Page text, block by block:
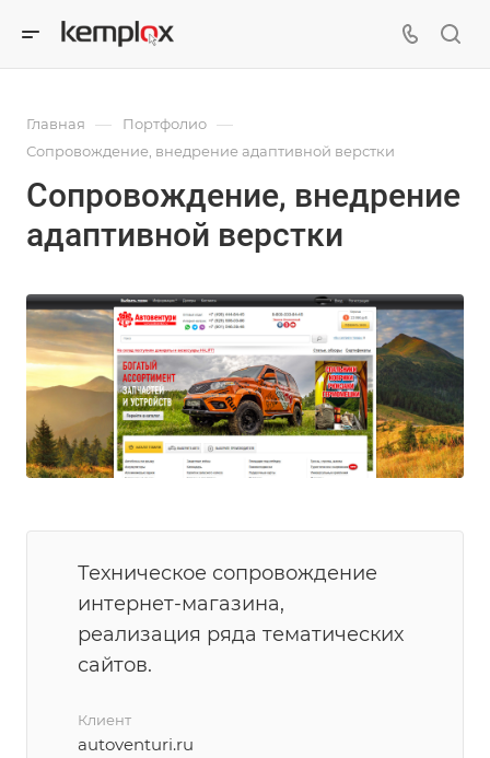
Главная — Портфолио —
Сопровождение, внедрение адаптивной верстки
Сопровождение, внедрение
адаптивной верстки
Техническое сопровождение
интернет-магазина,
реализация ряда тематических
сайтов.
Клиент
autoventuri.ru